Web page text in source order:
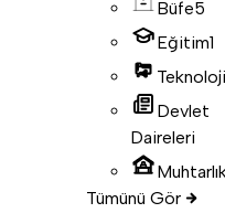
Büfe5
Eğitim1
Teknoloji
Devlet
Daireleri
Tümünü Gör